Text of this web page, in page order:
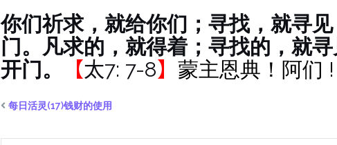
你们祈求，就给你们；寻找，就寻
门。凡求的，就得着；寻找的，就
开门。
【太7: 7-8】 蒙主恩典！阿们 !
每日活灵(17)钱财的使用